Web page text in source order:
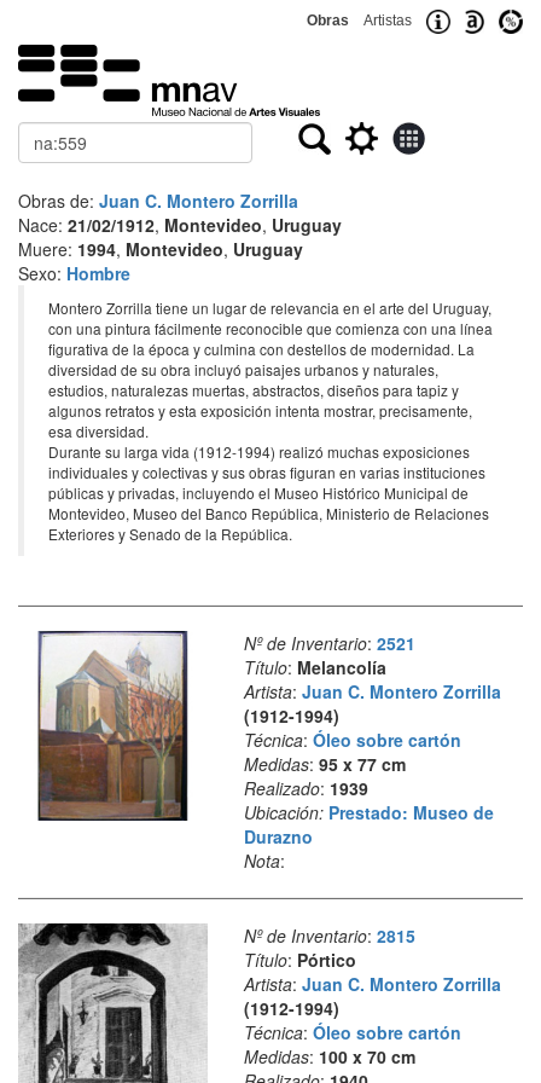
Obras Artistas
Buscar
Obras de: Juan C. Montero Zorrilla
Nace: 21/02/1912, Montevideo, Uruguay
Muere: 1994, Montevideo, Uruguay
Sexo: Hombre
Montero Zorrilla tiene un lugar de relevancia en el arte del Uruguay,
con una pintura fácilmente reconocible que comienza con una línea
figurativa de la época y culmina con destellos de modernidad. La
diversidad de su obra incluyó paisajes urbanos y naturales,
estudios, naturalezas muertas, abstractos, diseños para tapiz y
algunos retratos y esta exposición intenta mostrar, precisamente,
esa diversidad.
Durante su larga vida (1912-1994) realizó muchas exposiciones
individuales y colectivas y sus obras figuran en varias instituciones
públicas y privadas, incluyendo el Museo Histórico Municipal de
Montevideo, Museo del Banco República, Ministerio de Relaciones
Exteriores y Senado de la República.
Nº de Inventario: 2521
Título: Melancolía
Artista: Juan C. Montero Zorrilla
(1912-1994)
Técnica: Óleo sobre cartón
Medidas: 95 x 77 cm
Realizado: 1939
Ubicación: Prestado: Museo de
Durazno
Nota:
Nº de Inventario: 2815
Título: Pórtico
Artista: Juan C. Montero Zorrilla
(1912-1994)
Técnica: Óleo sobre cartón
Medidas: 100 x 70 cm